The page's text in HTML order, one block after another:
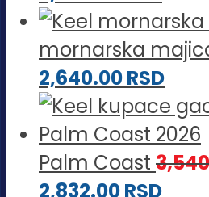
mornarska
2,640.00RSD
Palm Coast
2,832.00RSD